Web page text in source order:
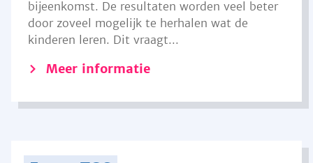
bijeenkomst. De resultaten worden veel beter
door zoveel mogelijk te herhalen wat de
kinderen leren. Dit vraagt...
Meer informatie